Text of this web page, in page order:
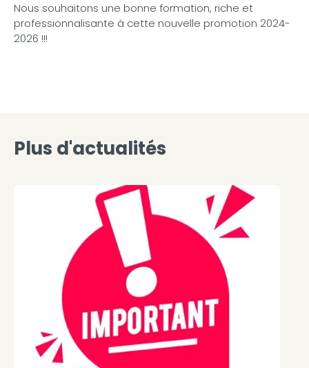
Nous souhaitons une bonne formation, riche et
professionnalisante à cette nouvelle promotion 2024-
2026 !!!
Plus d'actualités